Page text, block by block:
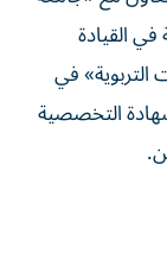
في القيادة
التربوية» في
من برنامج الشهادة التخصصية